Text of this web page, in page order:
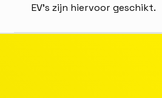
EV's zijn hiervoor geschikt.